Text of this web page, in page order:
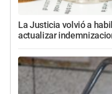
La Justicia volvió a
actualizar